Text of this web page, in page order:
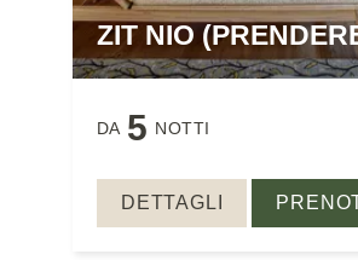
ZIT NIO
DA 5 NOTTI
DETTAGLI